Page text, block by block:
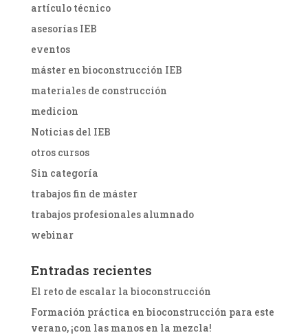
artículo técnico
asesorías IEB
eventos
máster en bioconstrucción IEB
materiales de construcción
medicion
Noticias del IEB
otros cursos
Sin categoría
trabajos fin de máster
trabajos profesionales alumnado
webinar
Entradas recientes
El reto de escalar la bioconstrucción
Formación práctica en bioconstrucción para este
verano, ¡con las manos en la mezcla!